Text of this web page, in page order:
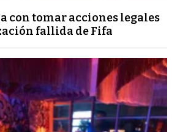
con tomar acciones legales
fallida de Fifa